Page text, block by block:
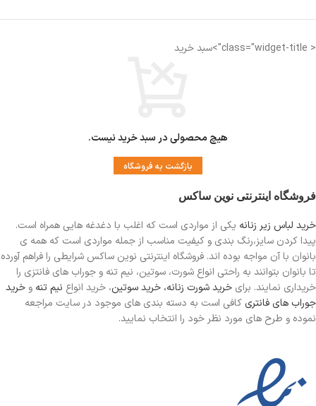
< class="widget-title">سبد خرید
هیچ محصولی در سبد خرید نیست.
بازگشت به فروشگاه
فروشگاه اینترنتی نوین ساکس
خرید لباس زیر زنانه یکی از مواردی است که اغلب با دغدغه هایی همراه است.
پیدا کردن سایز،رنگ بندی و کیفیت مناسب از جمله مواردی است که همه ی
بانوان با آن مواجه بوده اند. فروشگاه اینترنتی نوین ساکس شرایطی را فراهم آورده
تا بانوان بتوانند به راحتی انواع شورت، سوتین، نیم تنه و جوراب های فانتزی را
خریداری نمایند. برای خرید شورت زنانه، خرید سوتین، خرید انواع نیم تنه و خرید
جوراب های فانتری کافی است به دسته بندی های موجود در سایت مراجعه
نموده و طرح های مورد نظر خود را انتخاب نمایید.